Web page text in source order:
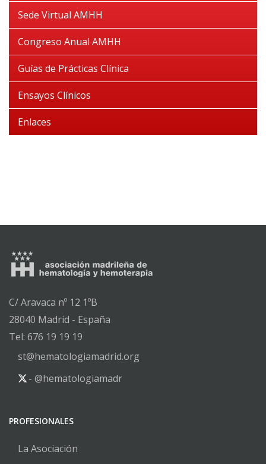
Sede Virtual AMHH
Congreso Anual AMHH
Guías de Prácticas Clínica
Ensayos Clínicos
Enlaces
C/ Aravaca nº 12 1ºB
28040 Madrid - España
Tel: 676 19 19 19
st@hematologiamadrid.org
- @hematologiamadr
PROFESIONALES
La Asociación